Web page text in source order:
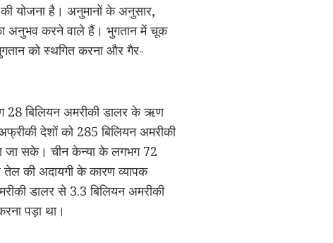
योजना है। अनुमानों के अनुसार,
अनुभव करने वाले हैं। भुगतान में चूक
को स्थगित करना और गैर-
बिलियन अमरीकी डालर के ऋण
देशों को 285 बिलियन अमरीकी
जा सके। चीन केन्या के लगभग 72
की अदायगी के कारण व्यापक
डालर से 3.3 बिलियन अमरीकी
पड़ा था।